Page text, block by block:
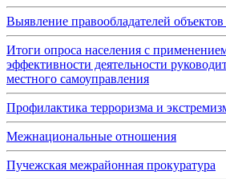
Выявление правообладателей
Итоги опроса населения с
эффективности деятельности
местного самоуправления
Профилактика терроризма и
Межнациональные отношения
Пучежская межрайонная прокуратура